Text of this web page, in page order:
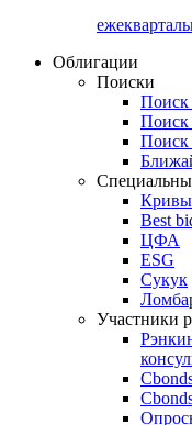
Cbonds
Облигации
Поиски
Поиск
Поиск
Поиск
Best
ЦФА
ESG
Сукук
Участники